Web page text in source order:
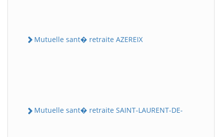
Mutuelle sant� retraite AZEREIX
Mutuelle sant� retraite SAINT-LAURENT-DE-